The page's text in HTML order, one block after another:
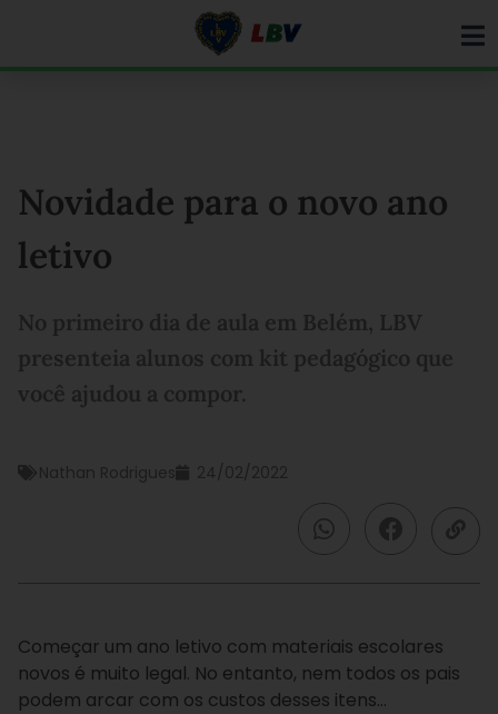
Novidade para o novo ano
letivo
No primeiro dia de aula em Belém, LBV
presenteia alunos com kit pedagógico que
você ajudou a compor.
Nathan Rodrigues 24/02/2022
Começar um ano letivo com materiais escolares
novos é muito legal. No entanto, nem todos os pais
podem arcar com os custos desses itens…